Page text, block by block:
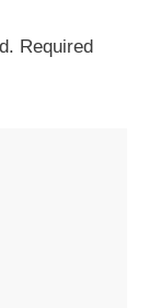
Required